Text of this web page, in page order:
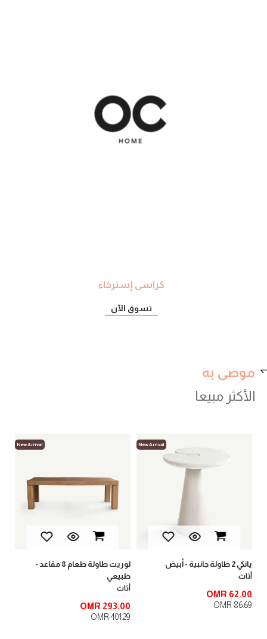
كراسى إسترخاء
تسوق الآن
موصى به
New Arrival
يانكي 2 طاولة جانبية - أبيض
أثاث
OMR 62.00
OMR 86.69
New Arrival
لوريت طاولة طعام 8 مقاعد -
طبيعي
أثاث
OMR 293.00
OMR 401.29
الأكثر مبيعا